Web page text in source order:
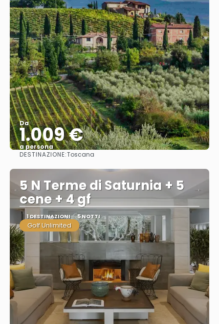
Da
1.009 €
a persona
DESTINAZIONE:Toscana
5 N Terme di Saturnia + 5
cene + 4 gf
1 DESTINAZIONI 5 NOTTI
Golf Unlimited